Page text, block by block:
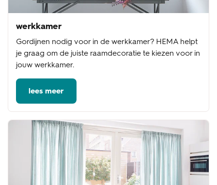
werkkamer
Gordijnen nodig voor in de werkkamer? HEMA helpt
je graag om de juiste raamdecoratie te kiezen voor in
jouw werkkamer.
lees meer